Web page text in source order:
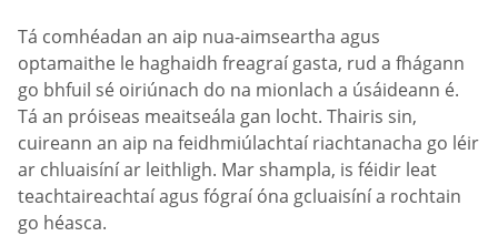
Tá comhéadan an aip nua-aimseartha agus
optamaithe le haghaidh freagraí gasta, rud a fhágann
go bhfuil sé oiriúnach do na mionlach a úsáideann é.
Tá an próiseas meaitseála gan locht. Thairis sin,
cuireann an aip na feidhmiúlachtaí riachtanacha go léir
ar chluaisíní ar leithligh. Mar shampla, is féidir leat
teachtaireachtaí agus fógraí óna gcluaisíní a rochtain
go héasca.